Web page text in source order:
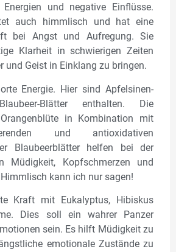
und negative Einflüsse.
auch himmlisch und hat eine
bei Angst und Aufregung. Sie
Klarheit in schwierigen Zeiten
und Geist in Einklang zu bringen.
Energie. Hier sind Apfelsinen-
Blätter enthalten. Die
in Kombination mit
und antioxidativen
Blaubeerblätter helfen bei der
Müdigkeit, Kopfschmerzen und
kann ich nur sagen!
Kraft mit Eukalyptus, Hibiskus
Dies soll ein wahrer Panzer
sein. Es hilft Müdigkeit zu
emotionale Zustände zu